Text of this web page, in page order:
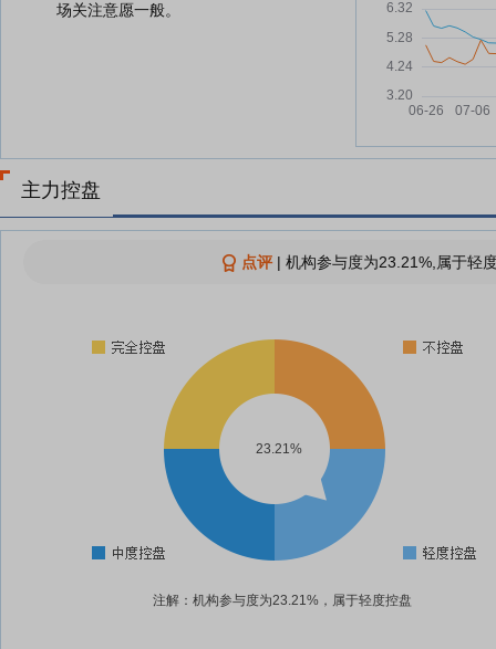
场关注意愿一般。
主力控盘
点评| 机构参与度为23.21%,属于轻
23.21%
注解：机构参与度为23.21%，属于轻度控盘